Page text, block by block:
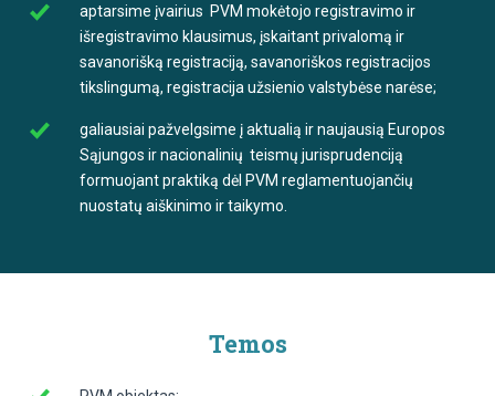
aptarsime įvairius PVM mokėtojo registravimo ir
išregistravimo klausimus, įskaitant privalomą ir
savanorišką registraciją, savanoriškos registracijos
tikslingumą, registracija užsienio valstybėse narėse;
galiausiai pažvelgsime į aktualią ir naujausią Europos
Sąjungos ir nacionalinių teismų jurisprudenciją
formuojant praktiką dėl PVM reglamentuojančių
nuostatų aiškinimo ir taikymo.
Temos